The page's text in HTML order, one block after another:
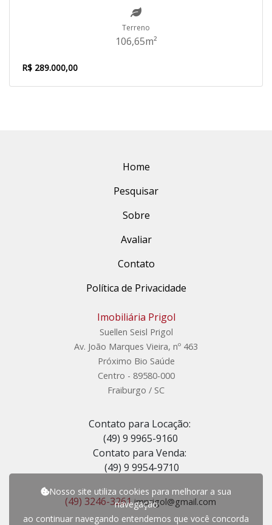
Terreno
106,65m²
R$ 289.000,00
Nosso site utiliza cookies para melhorar a sua
navegação
ao continuar navegando entendemos que você concorda
Home
Pesquisar
Sobre
Avaliar
Contato
Política de Privacidade
Imobiliária Prigol
Suellen Seisl Prigol
Av. João Marques Vieira, nº 463
Próximo Bio Saúde
Centro - 89580-000
Fraiburgo / SC
Contato para Locação:
(49) 9 9965-9160
Contato para Venda:
(49) 9 9954-9710
(49) 3246-3261imprigol@gmail.com